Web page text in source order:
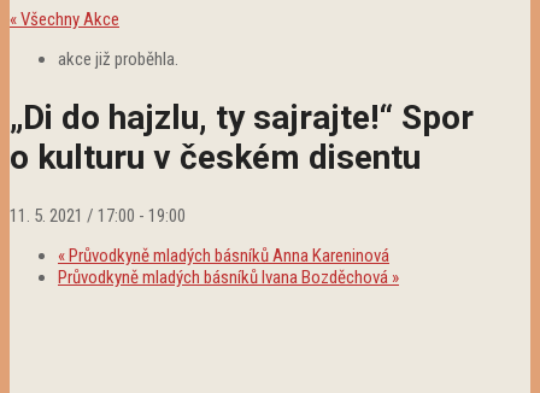
« Všechny Akce
akce již proběhla.
„Di do hajzlu, ty sajrajte!“ Spor
o kulturu v českém disentu
11. 5. 2021 / 17:00 - 19:00
« Průvodkyně mladých básníků Anna Kareninová
Průvodkyně mladých básníků Ivana Bozděchová »